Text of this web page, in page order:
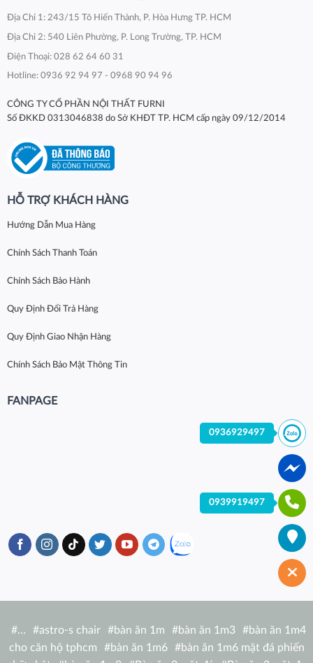
Địa Chỉ 1: 243/15 Tô Hiến Thành, P. Hòa Hưng TP. HCM
Địa Chỉ 2: 540 Liên Phường, P. Long Trường, TP. HCM
Điện Thoại: 028 62 64 60 31
Hotline: 0936 92 94 97 - 0968 90 94 96
CÔNG TY CỔ PHẦN NỘI THẤT FURNI
Số ĐKKD 0313046838 do Sở KHĐT TP. HCM cấp ngày 09/12/2014
HỖ TRỢ KHÁCH HÀNG
Hướng Dẫn Mua Hàng
Chính Sách Thanh Toán
Chính Sách Bảo Hành
Quy Định Đổi Trả Hàng
Quy Định Giao Nhận Hàng
Chính Sách Bảo Mật Thông Tin
FANPAGE
#… #astro-s chair #bàn ăn 1m #bàn ăn 1m3 #bàn ăn 1m4
cho căn hộ tphcm
#bàn ăn 1m6 #bàn ăn 1m6 mặt đá phiến
0936929497
0939919497